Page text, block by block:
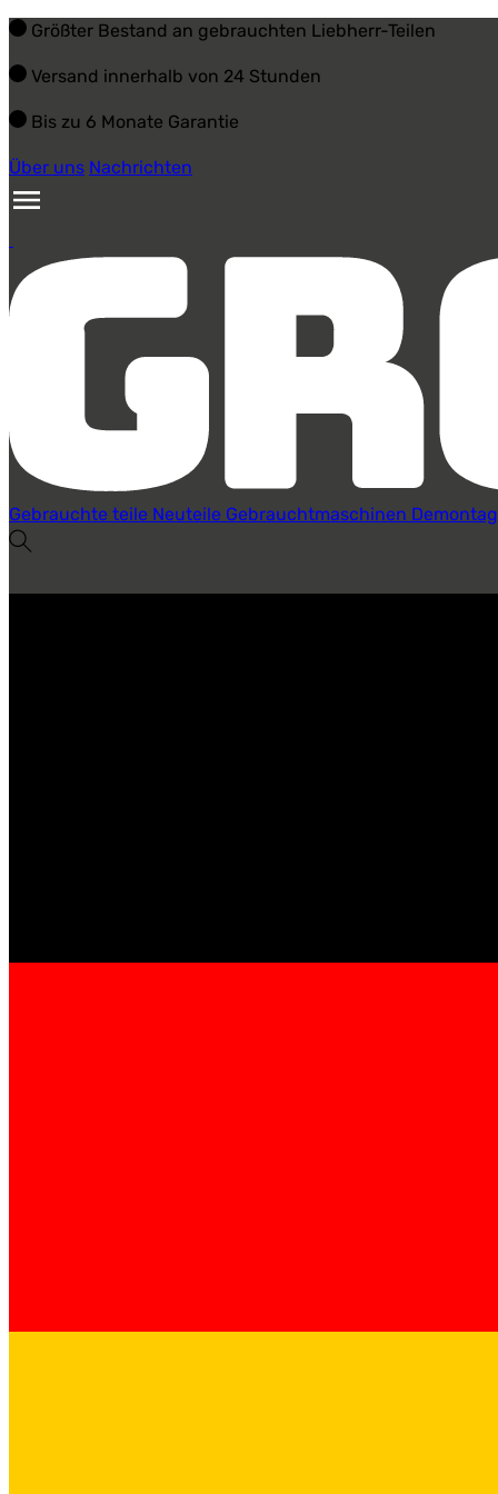
Größter Bestand an gebrauchten Liebherr-Teilen
Versand innerhalb von 24 Stunden
Bis zu 6 Monate Garantie
Über unsNachrichten
Gebrauchte teileNeuteileGebrauchtmaschinen